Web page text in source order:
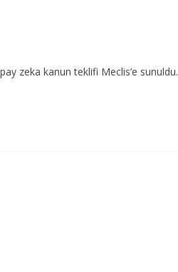
zeka kanun teklifi Meclis’e sunuldu.